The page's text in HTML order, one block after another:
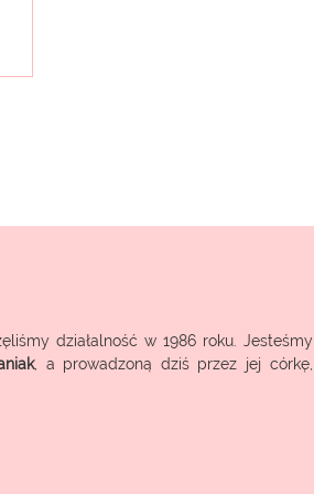
działalność w 1986 roku. Jesteśmy
, a prowadzoną dziś przez jej córkę,